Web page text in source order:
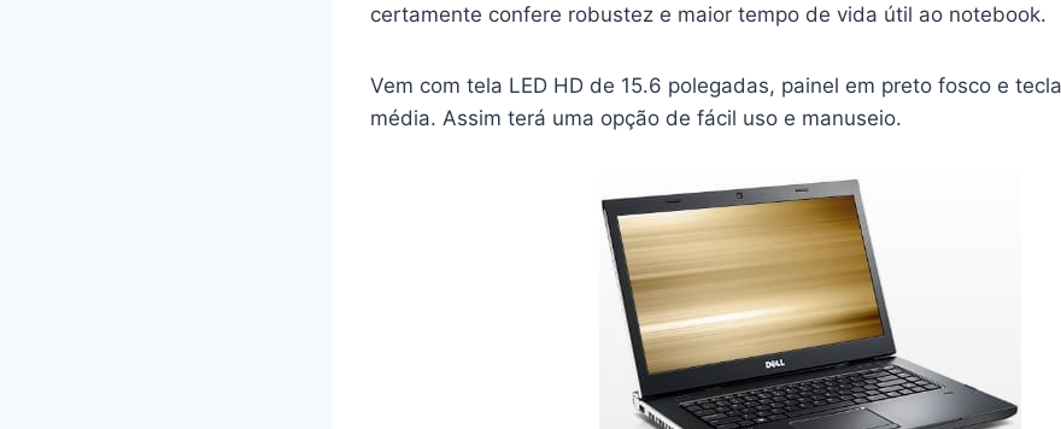
certamente confere robustez e maior tempo de vida útil ao notebook.
Vem com tela LED HD de 15.6 polegadas, painel em preto fosco e
média. Assim terá uma opção de fácil uso e manuseio.